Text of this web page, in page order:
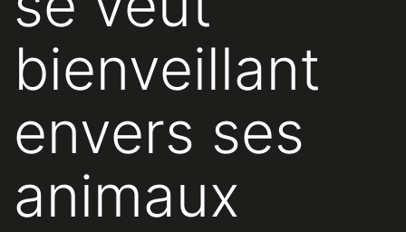
bienveillant
envers ses
animaux